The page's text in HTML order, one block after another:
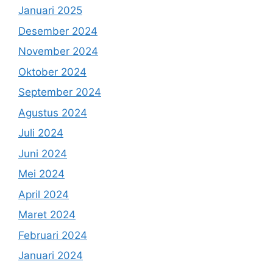
Januari 2025
Desember 2024
November 2024
Oktober 2024
September 2024
Agustus 2024
Juli 2024
Juni 2024
Mei 2024
April 2024
Maret 2024
Februari 2024
Januari 2024